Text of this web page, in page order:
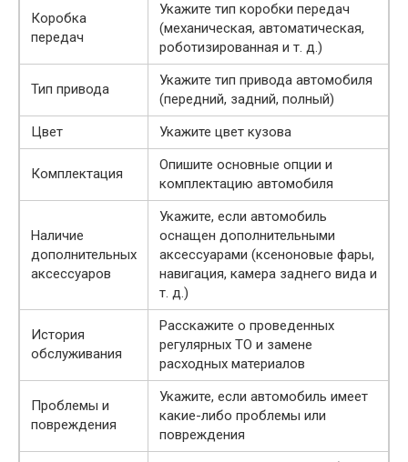
Коробка
передач
Укажите тип коробки передач
(механическая, автоматическая,
роботизированная и т. д.)
Тип привода
Укажите тип привода автомобиля
(передний, задний, полный)
Цвет
Укажите цвет кузова
Комплектация
Опишите основные опции и
комплектацию автомобиля
Наличие
дополнительных
аксессуаров
Укажите, если автомобиль
оснащен дополнительными
аксессуарами (ксеноновые фары,
навигация, камера заднего вида и
т. д.)
История
обслуживания
Расскажите о проведенных
регулярных ТО и замене
расходных материалов
Проблемы и
повреждения
Укажите, если автомобиль имеет
какие-либо проблемы или
повреждения